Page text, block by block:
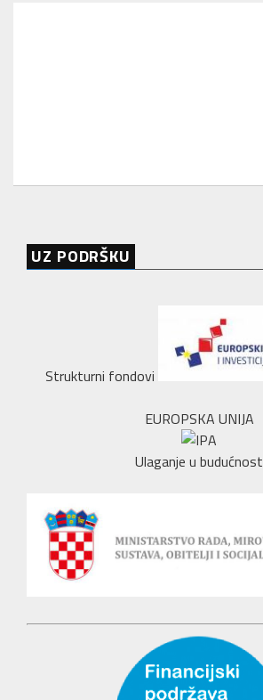
UZ PODRŠKU
Strukturni fondovi
EUROPSKA UNIJA
Ulaganje u budućnost